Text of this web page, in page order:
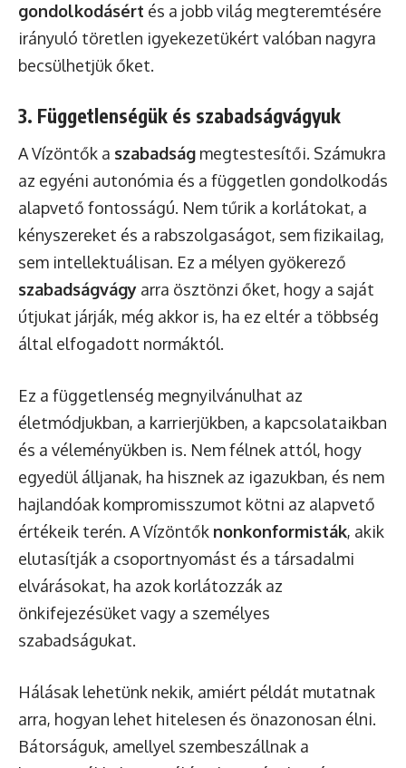
gondolkodásért és a jobb világ megteremtésére
irányuló töretlen igyekezetükért valóban nagyra
becsülhetjük őket.
3. Függetlenségük és szabadságvágyuk
A Vízöntők a szabadság megtestesítői. Számukra
az egyéni autonómia és a független gondolkodás
alapvető fontosságú. Nem tűrik a korlátokat, a
kényszereket és a rabszolgaságot, sem fizikailag,
sem intellektuálisan. Ez a mélyen gyökerező
szabadságvágy arra ösztönzi őket, hogy a saját
útjukat járják, még akkor is, ha ez eltér a többség
által elfogadott normáktól.
Ez a függetlenség megnyilvánulhat az
életmódjukban, a karrierjükben, a kapcsolataikban
és a véleményükben is. Nem félnek attól, hogy
egyedül álljanak, ha hisznek az igazukban, és nem
hajlandóak kompromisszumot kötni az alapvető
értékeik terén. A Vízöntők nonkonformisták, akik
elutasítják a csoportnyomást és a társadalmi
elvárásokat, ha azok korlátozzák az
önkifejezésüket vagy a személyes
szabadságukat.
Hálásak lehetünk nekik, amiért példát mutatnak
arra, hogyan lehet hitelesen és önazonosan élni.
Bátorságuk, amellyel szembeszállnak a